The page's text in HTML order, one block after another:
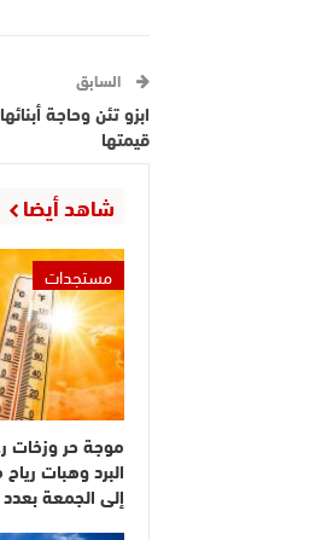
السابق
ابزو تئن وحاجة
قيمتها
شاهد أيضا
مستجدات
موجة حر وزخات
البرد وهبات رياح
إلى الجمعة